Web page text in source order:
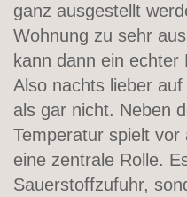
ganz ausgestellt
Wohnung zu sehr
kann dann ein echter
Also nachts lieber
als gar nicht. Neben
Temperatur spielt
eine zentrale Rolle.
Sauerstoffzufuhr,